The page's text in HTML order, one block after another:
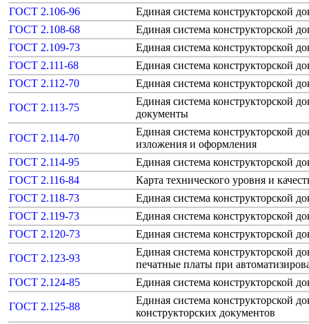
ГОСТ 2.106-96
Единая система конструкторской
ГОСТ 2.108-68
Единая система конструкторской
ГОСТ 2.109-73
Единая система конструкторской
ГОСТ 2.111-68
Единая система конструкторской
ГОСТ 2.112-70
Единая система конструкторской
ГОСТ 2.113-75
Единая система конструкторской
документы
ГОСТ 2.114-70
Единая система конструкторской
изложения и оформления
ГОСТ 2.114-95
Единая система конструкторской
ГОСТ 2.116-84
Карта технического уровня и
ГОСТ 2.118-73
Единая система конструкторской
ГОСТ 2.119-73
Единая система конструкторской
ГОСТ 2.120-73
Единая система конструкторской
ГОСТ 2.123-93
Единая система конструкторской
печатные платы при
ГОСТ 2.124-85
Единая система конструкторской
ГОСТ 2.125-88
Единая система конструкторской
конструкторских документов